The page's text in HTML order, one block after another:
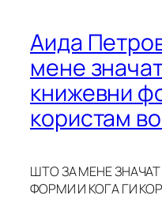
Аида
мене
книжевни
користам
ШТО ЗА МЕНЕ
ФОРМИ И КОГА ГИ